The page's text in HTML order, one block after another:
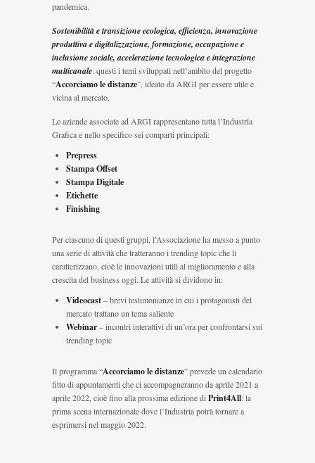
pandemica.
Sostenibilità e transizione ecologica, efficienza, innovazione
produttiva e digitalizzazione, formazione, occupazione e
inclusione sociale, accelerazione tecnologica e integrazione
multicanale: questi i temi sviluppati nell’ambito del progetto
“Accorciamo le distanze”, ideato da ARGI per essere utile e
vicina al mercato.
Le aziende associate ad ARGI rappresentano tutta l’Industria
Grafica e nello specifico sei comparti principali:
Prepress
Stampa Offset
Stampa Digitale
Etichette
Finishing
Per ciascuno di questi gruppi, l’Associazione ha messo a punto
una serie di attività che tratteranno i trending topic che li
caratterizzano, cioè le innovazioni utili al miglioramento e alla
crescita del business oggi. Le attività si dividono in:
Videocast– brevi testimonianze in cui i protagonisti del
mercato trattano un tema saliente
Webinar– incontri interattivi di un’ora per confrontarsi sui
trending topic
Il programma “Accorciamo le distanze” prevede un calendario
fitto di appuntamenti che ci accompagneranno da aprile 2021 a
aprile 2022, cioè fino alla prossima edizione diPrint4All: la
prima scena internazionale dove l’Industria potrà tornare a
esprimersi nel maggio 2022.